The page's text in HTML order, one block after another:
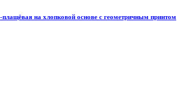
на хлопковой основе с геометричным принтом